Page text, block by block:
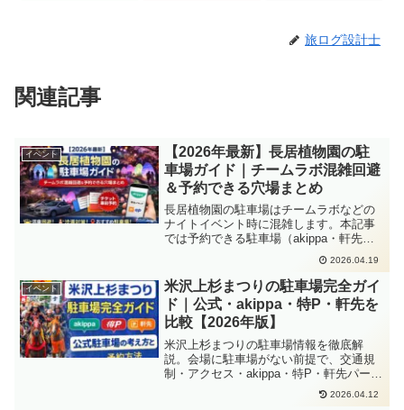
旅ログ設計士
関連記事
イベント
【2026年最新】長居植物園の駐
車場ガイド｜チームラボ混雑回避
＆予約できる穴場まとめ
長居植物園の駐車場はチームラボなどの
ナイトイベント時に混雑します。本記事
では予約できる駐車場（akippa・軒先・
得P）と混雑回避のコツを詳しく解説しま
2026.04.19
イベント
米沢上杉まつりの駐車場完全ガイ
ド｜公式・akippa・特P・軒先を
比較【2026年版】
米沢上杉まつりの駐車場情報を徹底解
説。会場に駐車場がない前提で、交通規
制・アクセス・akippa・特P・軒先パーキ
ングの使い分け、予約開始時期、当日の
攻略法までわかりやすく紹介します。
2026.04.12